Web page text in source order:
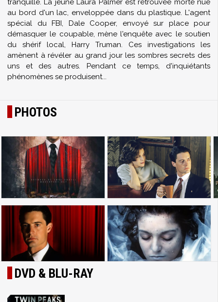
tranquille. La jeune Laura Palmer est retrouvée morte nue
au bord d'un lac, enveloppée dans du plastique. L'agent
spécial du FBI, Dale Cooper, envoyé sur place pour
démasquer le coupable, mène l'enquête avec le soutien
du shérif local, Harry Truman. Ces investigations les
amènent à révéler au grand jour les sombres secrets des
uns et des autres. Pendant ce temps, d'inquiétants
phénomènes se produisent...
PHOTOS
DVD & BLU-RAY